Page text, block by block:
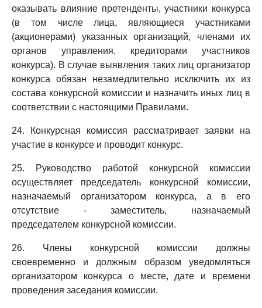
оказывать влияние претенденты, участники конкурса
(в том числе лица, являющиеся участниками
(акционерами) указанных организаций, членами их
органов управления, кредиторами участников
конкурса). В случае выявления таких лиц организатор
конкурса обязан незамедлительно исключить их из
состава конкурсной комиссии и назначить иных лиц в
соответствии с настоящими Правилами.
24. Конкурсная комиссия рассматривает заявки на
участие в конкурсе и проводит конкурс.
25. Руководство работой конкурсной комиссии
осуществляет председатель конкурсной комиссии,
назначаемый организатором конкурса, а в его
отсутствие - заместитель, назначаемый
председателем конкурсной комиссии.
26. Члены конкурсной комиссии должны
своевременно и должным образом уведомляться
организатором конкурса о месте, дате и времени
проведения заседания комиссии.